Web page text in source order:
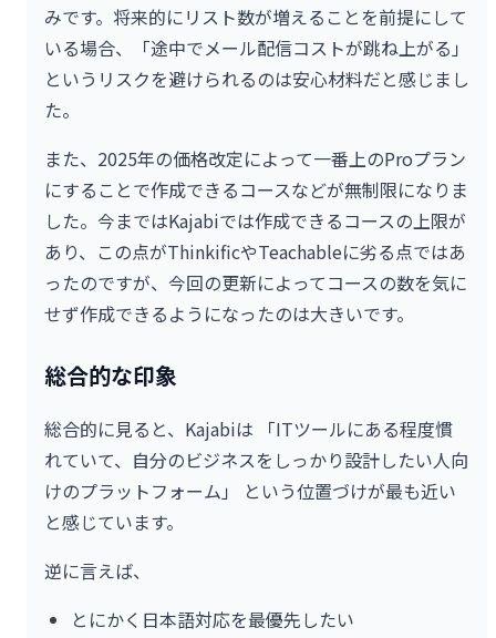
みです。将来的にリスト数が増えることを前提にして
いる場合、「途中でメール配信コストが跳ね上がる」
というリスクを避けられるのは安心材料だと感じまし
た。
また、2025年の価格改定によって一番上のProプラン
にすることで作成できるコースなどが無制限になりま
した。今まではKajabiでは作成できるコースの上限が
あり、この点がThinkificやTeachableに劣る点ではあ
ったのですが、今回の更新によってコースの数を気に
せず作成できるようになったのは大きいです。
総合的な印象
総合的に見ると、Kajabiは 「ITツールにある程度慣
れていて、自分のビジネスをしっかり設計したい人向
けのプラットフォーム」 という位置づけが最も近い
と感じています。
逆に言えば、
とにかく日本語対応を最優先したい